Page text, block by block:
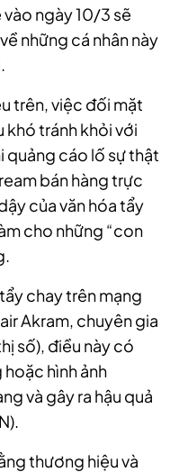
ngày 10/3 sẽ
những cá nhân này
trên, việc đối mặt
khó tránh khỏi với
quảng cáo lố sự thật
bán hàng trực
của văn hóa tẩy
cho những “con
chay trên mạng
Akram, chuyên gia
số), điều này có
hình ảnh
và gây ra hậu quả
thương hiệu và